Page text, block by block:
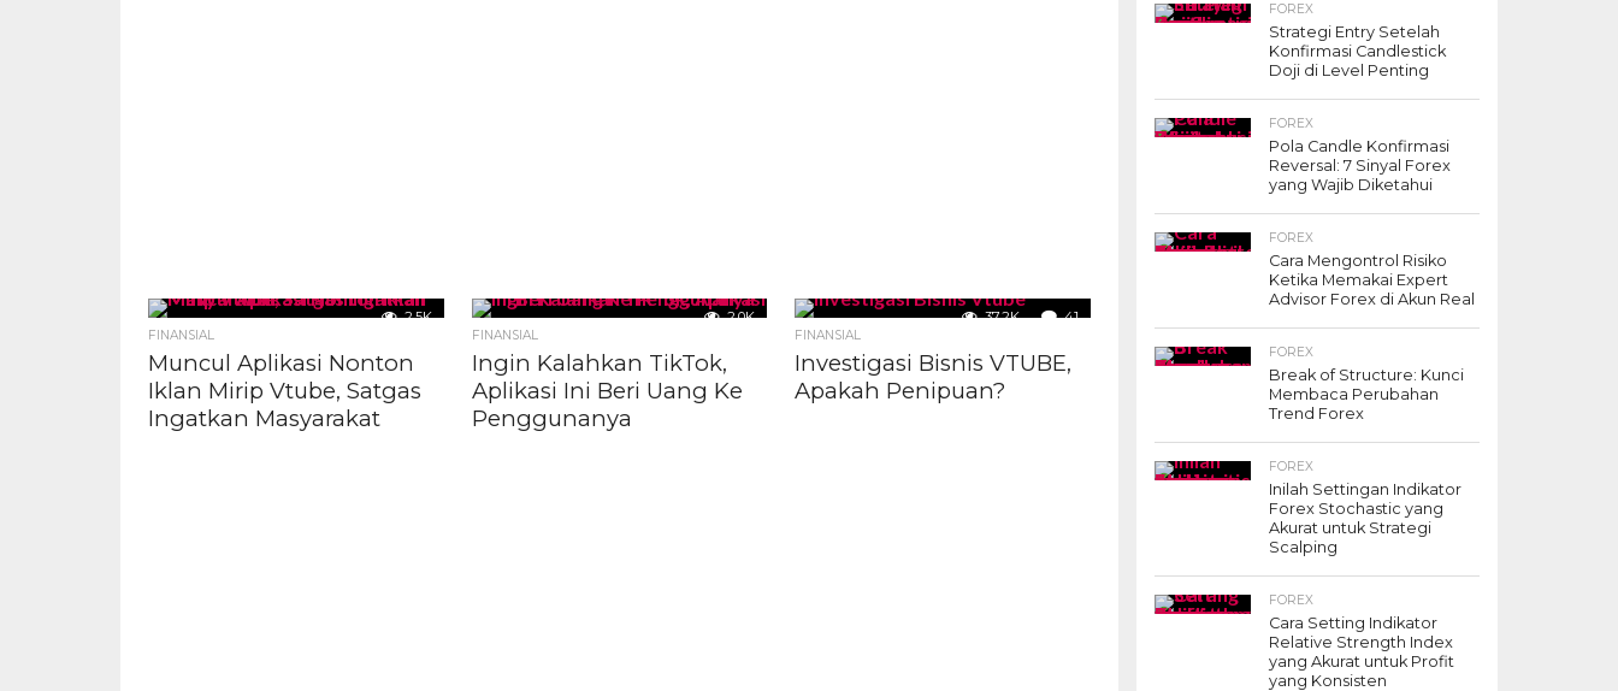
2.5K
FINANSIAL
Muncul Aplikasi Nonton
Iklan Mirip Vtube, Satgas
Ingatkan Masyarakat
2.0K
FINANSIAL
Ingin Kalahkan TikTok,
Aplikasi Ini Beri Uang Ke
Penggunanya
37.2K 41
FINANSIAL
Investigasi Bisnis VTUBE,
Apakah Penipuan?
FOREX
Strategi Entry Setelah
Konfirmasi Candlestick
Doji di Level Penting
FOREX
Pola Candle Konfirmasi
Reversal: 7 Sinyal Forex
yang Wajib Diketahui
FOREX
Cara Mengontrol Risiko
Ketika Memakai Expert
Advisor Forex di Akun Real
FOREX
Break of Structure: Kunci
Membaca Perubahan
Trend Forex
FOREX
Inilah Settingan Indikator
Forex Stochastic yang
Akurat untuk Strategi
Scalping
FOREX
Cara Setting Indikator
Relative Strength Index
yang Akurat untuk Profit
yang Konsisten